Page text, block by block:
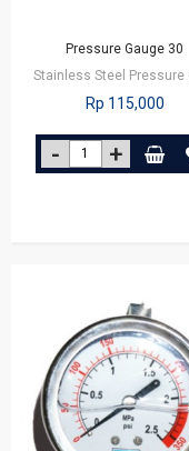
Pressure Gauge 30
Rp 115,000